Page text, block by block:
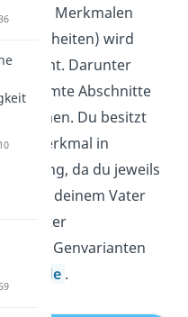
von Merkmalen
wird
Darunter
bestimmte Abschnitte
Du besitzt
ein Merkmal in
da du jeweils
von deinem Vater
Mutter
zwei Genvarianten
Allele .